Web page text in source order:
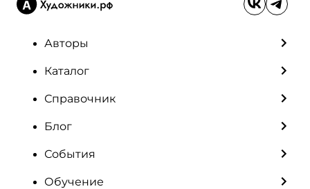
Авторы
Каталог
Справочник
Блог
События
Обучение